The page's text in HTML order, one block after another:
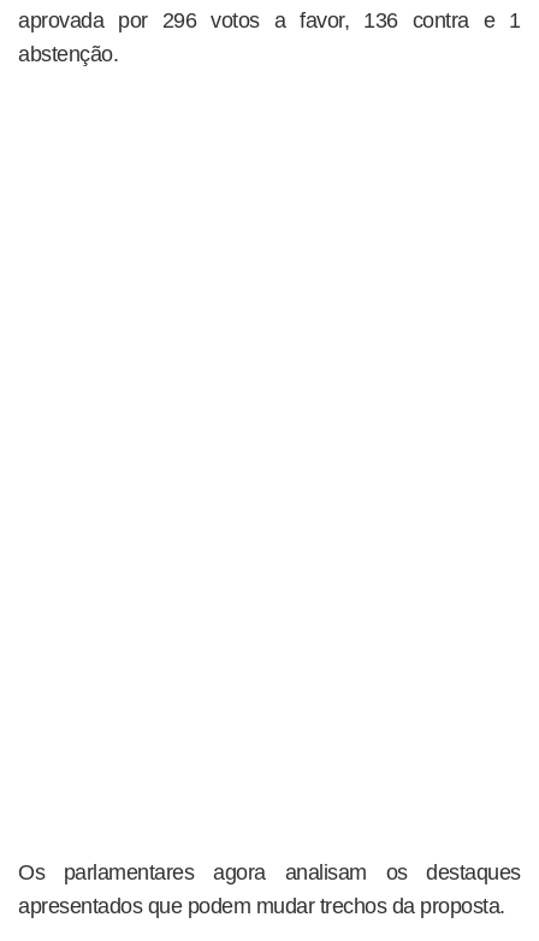
aprovada por 296 votos a favor, 136 contra e 1
abstenção.
Os parlamentares agora analisam os destaques
apresentados que podem mudar trechos da proposta.